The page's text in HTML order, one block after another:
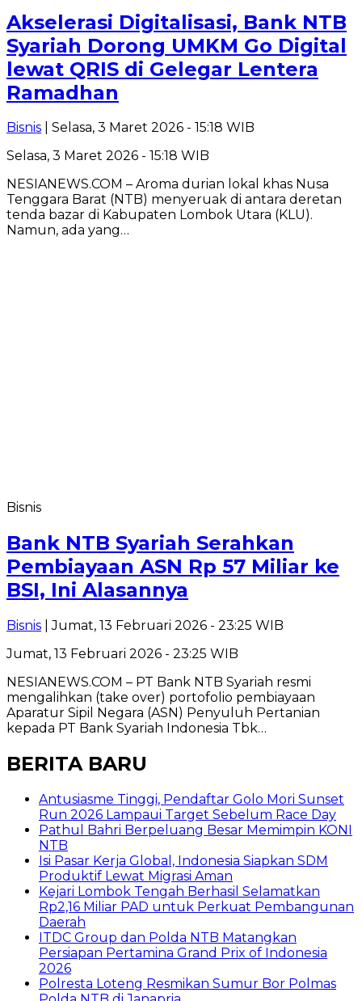
Akselerasi Digitalisasi, Bank NTB
Syariah Dorong UMKM Go Digital
lewat QRIS di Gelegar Lentera
Ramadhan
Bisnis | Selasa, 3 Maret 2026 - 15:18 WIB
Selasa, 3 Maret 2026 - 15:18 WIB
NESIANEWS.COM – Aroma durian lokal khas Nusa
Tenggara Barat (NTB) menyeruak di antara deretan
tenda bazar di Kabupaten Lombok Utara (KLU).
Namun, ada yang…
Bisnis
Bank NTB Syariah Serahkan
Pembiayaan ASN Rp 57 Miliar ke
BSI, Ini Alasannya
Bisnis | Jumat, 13 Februari 2026 - 23:25 WIB
Jumat, 13 Februari 2026 - 23:25 WIB
NESIANEWS.COM – PT Bank NTB Syariah resmi
mengalihkan (take over) portofolio pembiayaan
Aparatur Sipil Negara (ASN) Penyuluh Pertanian
kepada PT Bank Syariah Indonesia Tbk…
BERITA BARU
Antusiasme Tinggi, Pendaftar Golo Mori Sunset
Run 2026 Lampaui Target Sebelum Race Day
Pathul Bahri Berpeluang Besar Memimpin KONI
NTB
​Isi Pasar Kerja Global, Indonesia Siapkan SDM
Produktif Lewat Migrasi Aman
Kejari Lombok Tengah Berhasil Selamatkan
Rp2,16 Miliar PAD untuk Perkuat Pembangunan
Daerah
ITDC Group dan Polda NTB Matangkan
Persiapan Pertamina Grand Prix of Indonesia
2026
Polresta Loteng Resmikan Sumur Bor Polmas